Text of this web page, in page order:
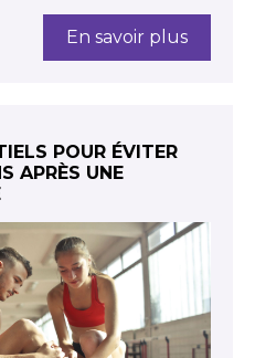
En savoir plus
POUR ÉVITER
APRÈS UNE